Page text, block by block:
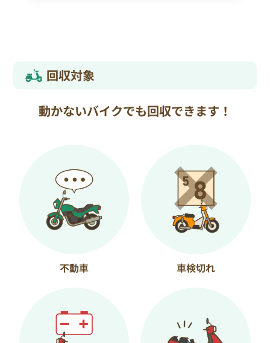
回収対象
動かないバイクでも回収できます！
不動車 車検切れ